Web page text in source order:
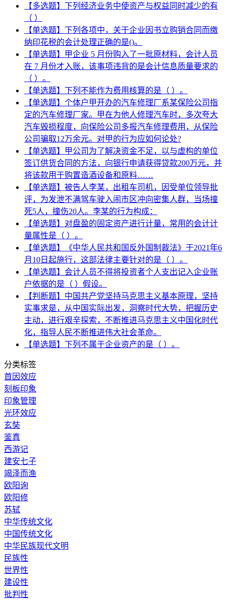
【多选题】下列经济业务中使资产与权益同时减少的有
（ ）
【单选题】下列各项中，关于企业因书立购销合同而缴
纳印花税的会计处理正确的是()。
【单选题】甲企业 5 月份购入了一批原材料，会计人员
在 7 月份才入账，该事项违背的是会计信息质量要求的
（ ）。
【单选题】下列不能作为费用核算的是（ ）。
【单选题】个体户甲开办的汽车修理厂系某保险公司指
定的汽车修理厂家。甲在为他人修理汽车时，多次夸大
汽车毁损程度，向保险公司多报汽车修理费用，从保险
公司骗取12万余元。对甲的行为应如何论处?
【单选题】甲公司为了解决资金不足，以与虚构的单位
签订供货合同的方法，向银行申请获得贷款200万元，并
将该款用于购置造酒设备和原料……
【单选题】被告人李某，出租车司机，因受单位领导批
评，为发泄不满驾车驶入闹市区冲向密集人群，当场撞
死5人，撞伤20人。李某的行为构成：
【单选题】对盘盈的固定资产进行计量，常用的会计计
量属性是（ ）。
【单选题】《中华人民共和国反外国制裁法》于2021年6
月10日起施行，这部法律主要针对的是（ ）。
【单选题】会计人员不得将投资者个人支出记入企业账
户依据的是（ ）假设。
【判断题】中国共产党坚持马克思主义基本原理，坚持
实事求是，从中国实际出发，洞察时代大势，把握历史
主动，进行艰辛探索，不断推进马克思主义中国化时代
化，指导人民不断推进伟大社会革命。
【单选题】下列不属于企业资产的是（ ）。
分类标签
首因效应
刻板印象
印象管理
光环效应
玄奘
鉴真
西游记
建安七子
竭泽而渔
欧阳询
欧阳修
苏轼
中华传统文化
中国传统文化
中华民族现代文明
民族性
世界性
建设性
批判性